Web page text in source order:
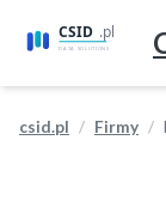
csid.pl Firmy